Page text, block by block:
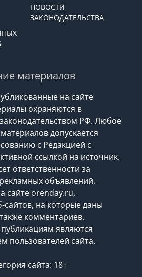
НОВОСТИ
ЗАКОНОДАТЕЛЬСТВА
материалов
на сайте
охраняются в
законодательством РФ. Любое
допускается
с Редакцией с
ссылкой на источник.
ответственности за
объявлений,
сайте orenday.ru,
сайтов, на которые даны
комментариев.
являются
пользователей сайта.
сайта: 18+